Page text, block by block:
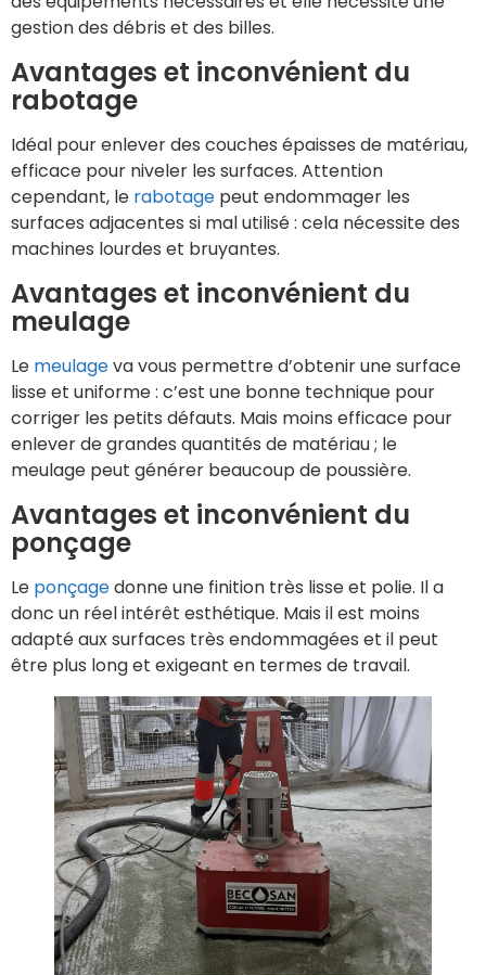
gestion des débris et des billes.
Avantages et inconvénient du
rabotage
Idéal pour enlever des couches épaisses de matériau,
efficace pour niveler les surfaces. Attention
cependant, le rabotage peut endommager les
surfaces adjacentes si mal utilisé : cela nécessite des
machines lourdes et bruyantes.
Avantages et inconvénient du
meulage
Le meulageva vous permettre d’obtenir une surface
lisse et uniforme : c’est une bonne technique pour
corriger les petits défauts. Mais moins efficace pour
enlever de grandes quantités de matériau ; le
meulage peut générer beaucoup de poussière.
Avantages et inconvénient du
ponçage
Le ponçagedonne une finition très lisse et polie. Il a
donc un réel intérêt esthétique. Mais il est moins
adapté aux surfaces très endommagées et il peut
être plus long et exigeant en termes de travail.